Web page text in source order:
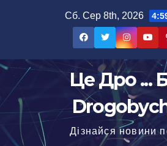
Сб. Сер 8th, 2026
Це Дро ...
Дізнайся новини